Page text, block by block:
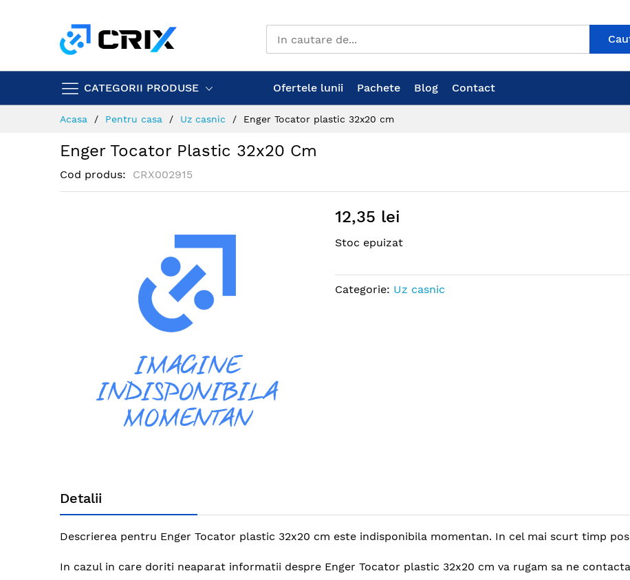
CATEGORII PRODUSE Ofertele lunii Pachete Blog Contact
Acasa Pentru casa Uz casnic Enger Tocator plastic 32x20 cm
Enger Tocator Plastic 32x20 Cm
Cod produs CRX002915
the
beginning
the
gallery
12,35 lei
Stoc epuizat
Categorie: Uz casnic
Detalii
Descrierea pentru Enger Tocator plastic 32x20 cm este indisponibila momentan. In cel mai scurt timp
In cazul in care doriti neaparat informatii despre Enger Tocator plastic 32x20 cm va rugam sa ne